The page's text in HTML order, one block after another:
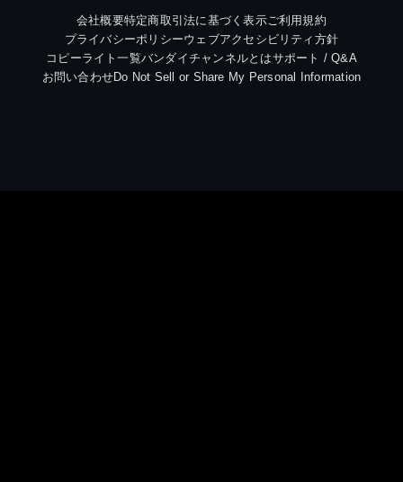
会社概要特定商取引法に基づく表示ご利用規約
プライバシーポリシーウェブアクセシビリティ方針
コピーライト一覧バンダイチャンネルとはサポート / Q&A
お問い合わせDo Not Sell or Share My Personal Information